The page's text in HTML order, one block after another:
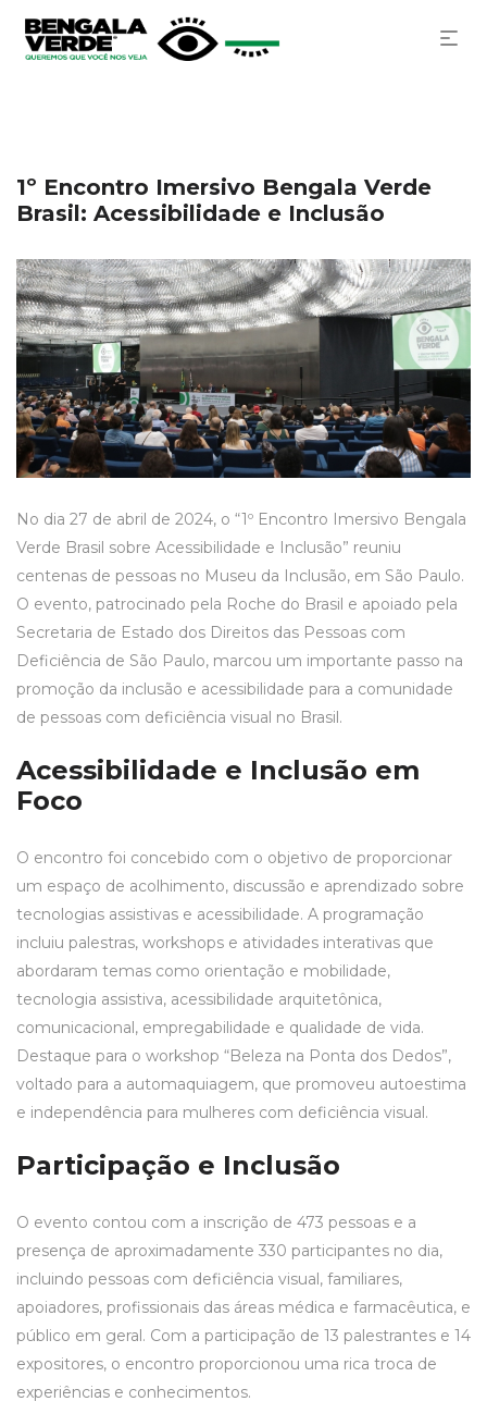
1º Encontro Imersivo Bengala Verde
Brasil: Acessibilidade e Inclusão
No dia 27 de abril de 2024, o “1º Encontro Imersivo Bengala
Verde Brasil sobre Acessibilidade e Inclusão” reuniu
centenas de pessoas no Museu da Inclusão, em São Paulo.
O evento, patrocinado pela Roche do Brasil e apoiado pela
Secretaria de Estado dos Direitos das Pessoas com
Deficiência de São Paulo, marcou um importante passo na
promoção da inclusão e acessibilidade para a comunidade
de pessoas com deficiência visual no Brasil.
Acessibilidade e Inclusão em
Foco
O encontro foi concebido com o objetivo de proporcionar
um espaço de acolhimento, discussão e aprendizado sobre
tecnologias assistivas e acessibilidade. A programação
incluiu palestras, workshops e atividades interativas que
abordaram temas como orientação e mobilidade,
tecnologia assistiva, acessibilidade arquitetônica,
comunicacional, empregabilidade e qualidade de vida.
Destaque para o workshop “Beleza na Ponta dos Dedos”,
voltado para a automaquiagem, que promoveu autoestima
e independência para mulheres com deficiência visual.
Participação e Inclusão
O evento contou com a inscrição de 473 pessoas e a
presença de aproximadamente 330 participantes no dia,
incluindo pessoas com deficiência visual, familiares,
apoiadores, profissionais das áreas médica e farmacêutica, e
público em geral. Com a participação de 13 palestrantes e 14
expositores, o encontro proporcionou uma rica troca de
experiências e conhecimentos.